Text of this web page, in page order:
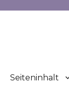
Seiteninhalt